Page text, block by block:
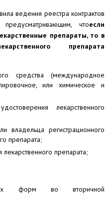
ведения реестра контрактов
чтоесли
препараты, то в
препарата
средства (международное
или химическое и
лекарственного
владельца регистрационного
препарата;
препарата;
форм во вторичной